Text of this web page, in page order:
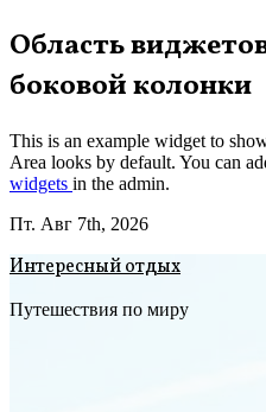
Перейти
к
содержимому
Область
боковой колонки
This is an example widget to
Area looks by default. You can
widgets in the admin.
Пт. Авг 7th, 2026
Интересный отдых
Путешествия по миру